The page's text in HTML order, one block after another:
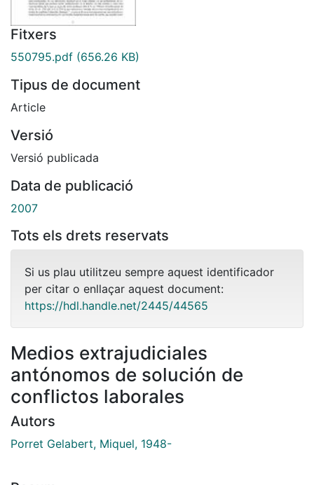
Fitxers
550795.pdf (656.26 KB)
Tipus de document
Article
Versió
Versió publicada
Data de publicació
2007
Tots els drets reservats
Si us plau utilitzeu sempre aquest identificador
per citar o enllaçar aquest document:
https://hdl.handle.net/2445/44565
Medios extrajudiciales
antónomos de solución de
conflictos laborales
Autors
Porret Gelabert, Miquel, 1948-